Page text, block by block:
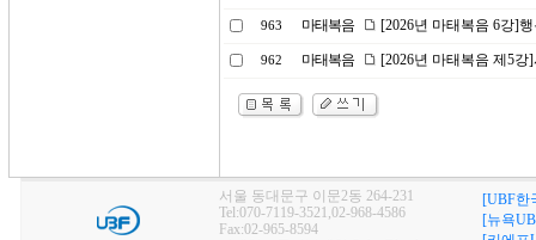
963 마태복음 [2026년 마태복음 6강]
962 마태복음 [2026년 마태복음 제5
서울 동대문구 이문2동 264-231
Tel:070-7119-3521,02-968-4586
Fax:02-965-8594
[UBF한
[뉴욕